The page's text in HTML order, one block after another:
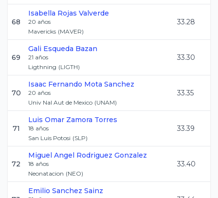
68
Isabella Rojas Valverde
20 años
Mavericks (MAVER)
33.28
69
Gali Esqueda Bazan
21 años
Ligthning (LIGTH)
33.30
70
Isaac Fernando Mota Sanchez
20 años
Univ Nal Aut de Mexico (UNAM)
33.35
71
Luis Omar Zamora Torres
18 años
San Luis Potosi (SLP)
33.39
72
Miguel Angel Rodriguez Gonzalez
18 años
Neonatacion (NEO)
33.40
Emilio Sanchez Sainz